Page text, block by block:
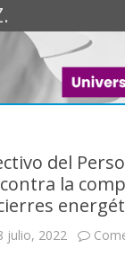
Saltar
del
la
julio, 2022